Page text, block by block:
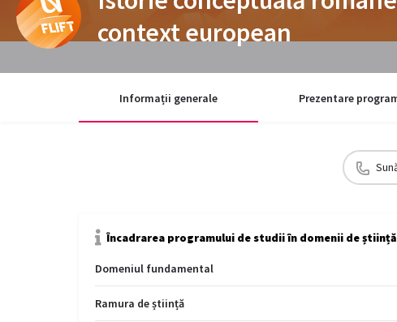
context european
Informații generale Prezentare
Încadrarea programului de studii în domenii de știință
Domeniul fundamental
Ramura de știință